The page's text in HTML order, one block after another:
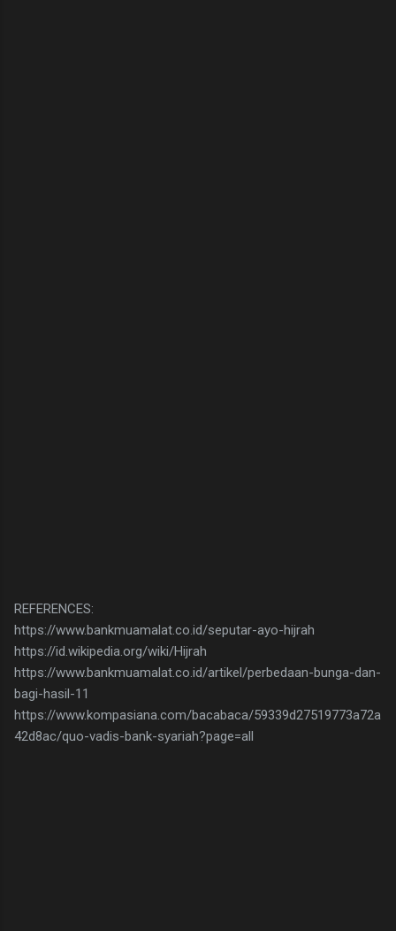
REFERENCES:
https://www.bankmuamalat.co.id/seputar-ayo-hijrah
https://id.wikipedia.org/wiki/Hijrah
https://www.bankmuamalat.co.id/artikel/perbedaan-bunga-dan-
bagi-hasil-11
https://www.kompasiana.com/bacabaca/59339d27519773a72a
42d8ac/quo-vadis-bank-syariah?page=all